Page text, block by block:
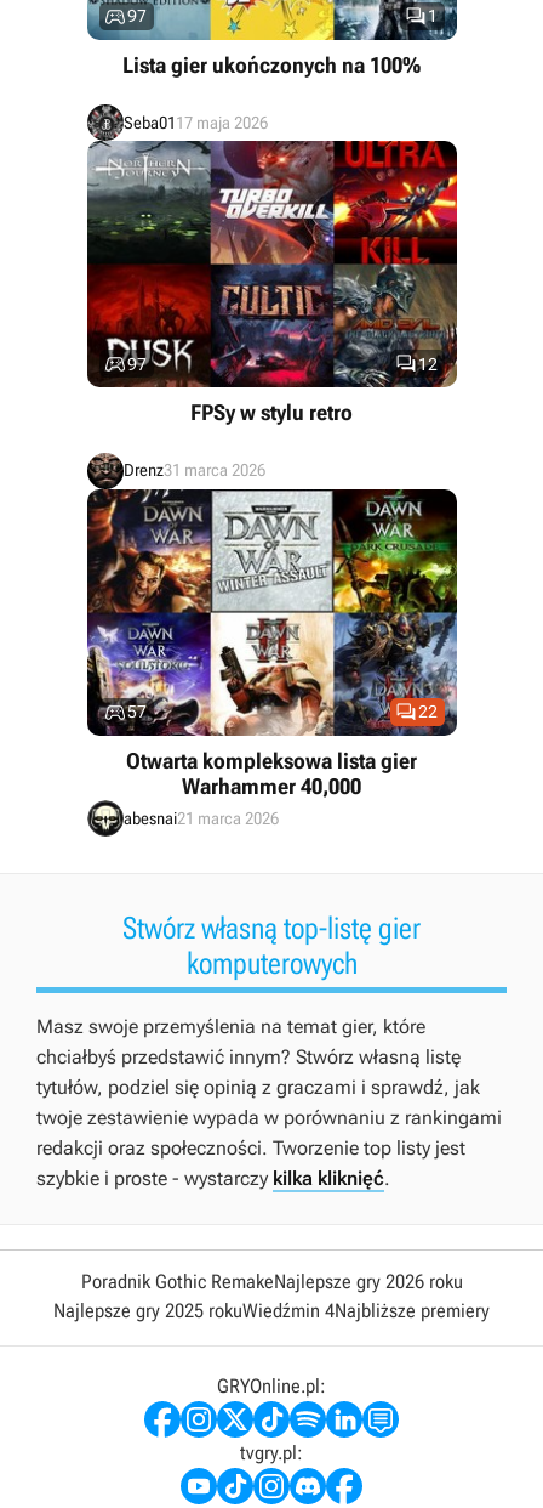
1
97
Lista gier ukończonych na 100%
Seba0117 maja 2026
12
97
FPSy w stylu retro
Drenz31 marca 2026
22
57
Otwarta kompleksowa lista gier
Warhammer 40,000
abesnai21 marca 2026
Stwórz własną top-listę gier
komputerowych
Masz swoje przemyślenia na temat gier, które
chciałbyś przedstawić innym? Stwórz własną listę
tytułów, podziel się opinią z graczami i sprawdź, jak
twoje zestawienie wypada w porównaniu z rankingami
redakcji oraz społeczności. Tworzenie top listy jest
szybkie i proste - wystarczy kilka kliknięć.
Poradnik Gothic RemakeNajlepsze gry 2026 roku
Najlepsze gry 2025 rokuWiedźmin 4Najbliższe premiery
GRYOnline.pl:
tvgry.pl: